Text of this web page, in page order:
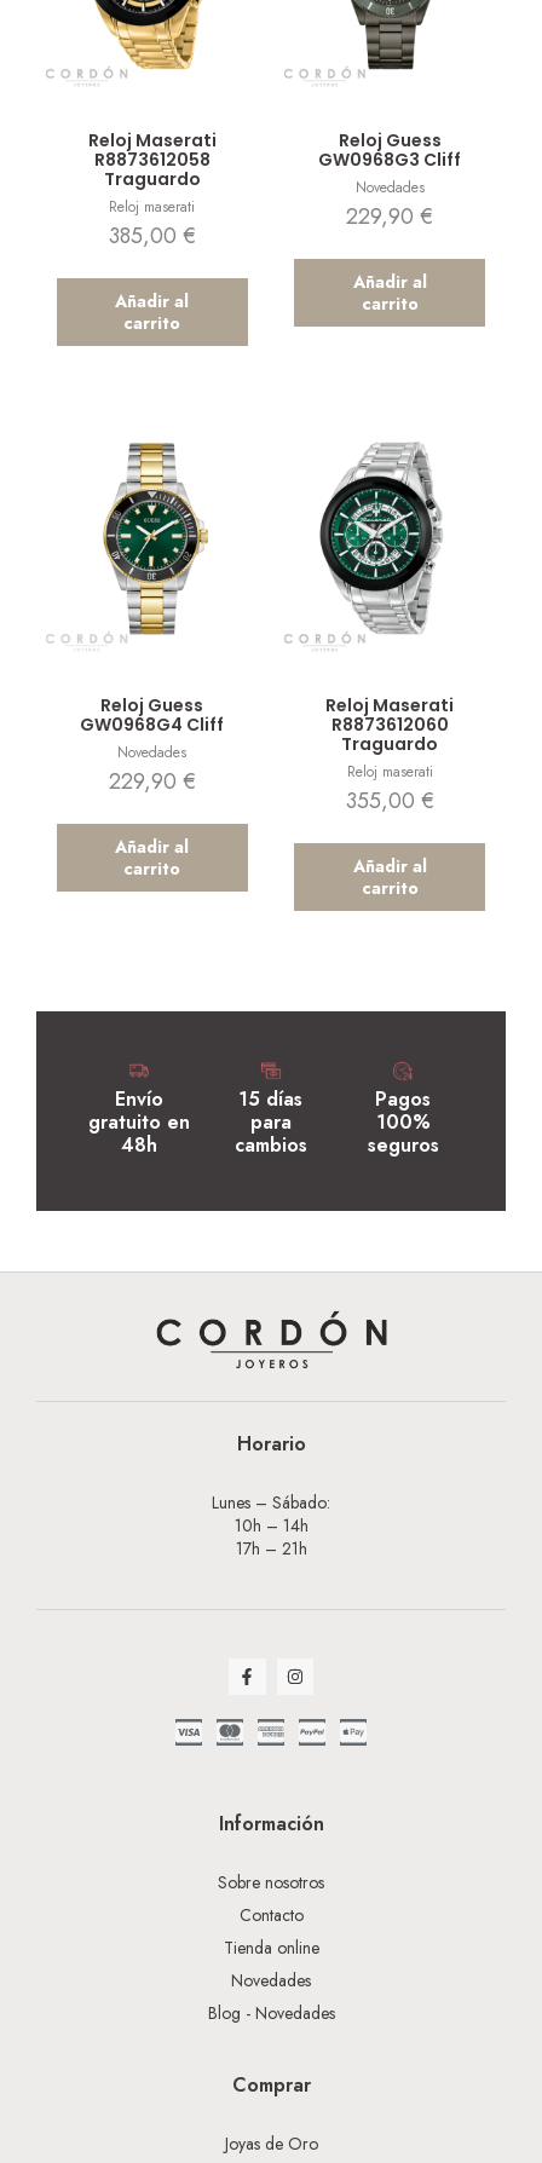
Reloj Maserati
R8873612058
Traguardo
Reloj maserati
385,00 €
Añadir al
carrito
Reloj Guess
GW0968G3 Cliff
Novedades
229,90€
Añadir al
carrito
Reloj Guess
GW0968G4 Cliff
Novedades
229,90 €
Añadir al
carrito
Reloj Maserati
R8873612060
Traguardo
Reloj maserati
355,00 €
Añadir al
carrito
Envío
gratuito en
48h
15 días
para
cambios
Pagos
100%
seguros
Horario
Lunes – Sábado:
10h – 14h
17h – 21h
Información
Sobre nosotros
Contacto
Tienda online
Novedades
Blog - Novedades
Comprar
Joyas de Oro